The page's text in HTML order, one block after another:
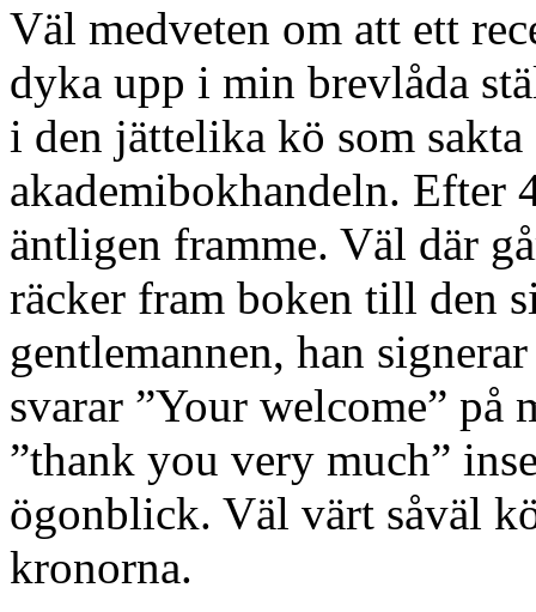
Väl medveten om att ett
dyka upp i min brevlåda
i den jättelika kö som
akademibokhandeln. Efter
äntligen framme. Väl där
räcker fram boken till den
gentlemannen, han
svarar ”Your welcome”
”thank you very much”
ögonblick. Väl värt såväl
kronorna.